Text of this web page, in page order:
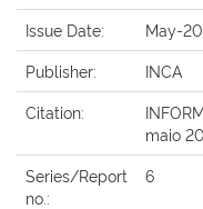
Issue Date:
May-
Publisher:
INCA
Citation:
maio
Series/Report
no.:
6